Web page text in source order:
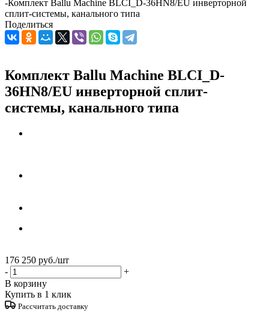
-Комплект Ballu Machine BLCI_D-36HN8/EU инверторной
сплит-системы, канального типа
Поделиться
Комплект Ballu Machine BLCI_D-
36HN8/EU инверторной сплит-
системы, канального типа
176 250 руб./шт
-
+
В корзину
Купить в 1 клик
Рассчитать доставку